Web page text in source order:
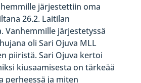
järjestettiin oma
26.2. Laitilan
Vanhemmille järjestetyssä
oli Sari Ojuva MLL
piiristä. Sari Ojuva kertoi
kiusaamisesta on tärkeää
perheessä ja miten